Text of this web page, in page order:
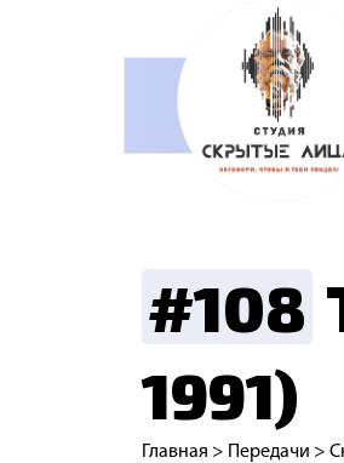
#108
1991)
Главная > Передачи >